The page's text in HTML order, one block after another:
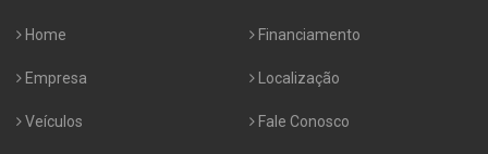
Home
Empresa
Veículos
Financiamento
Localização
Fale Conosco